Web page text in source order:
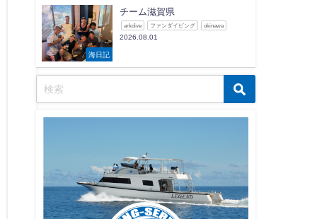
海日記
チーム滋賀県
arkdive ファンダイビング okinawa
2026.08.01